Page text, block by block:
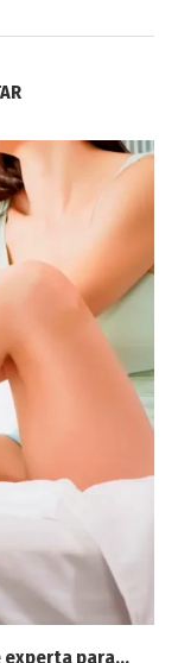
experta para...